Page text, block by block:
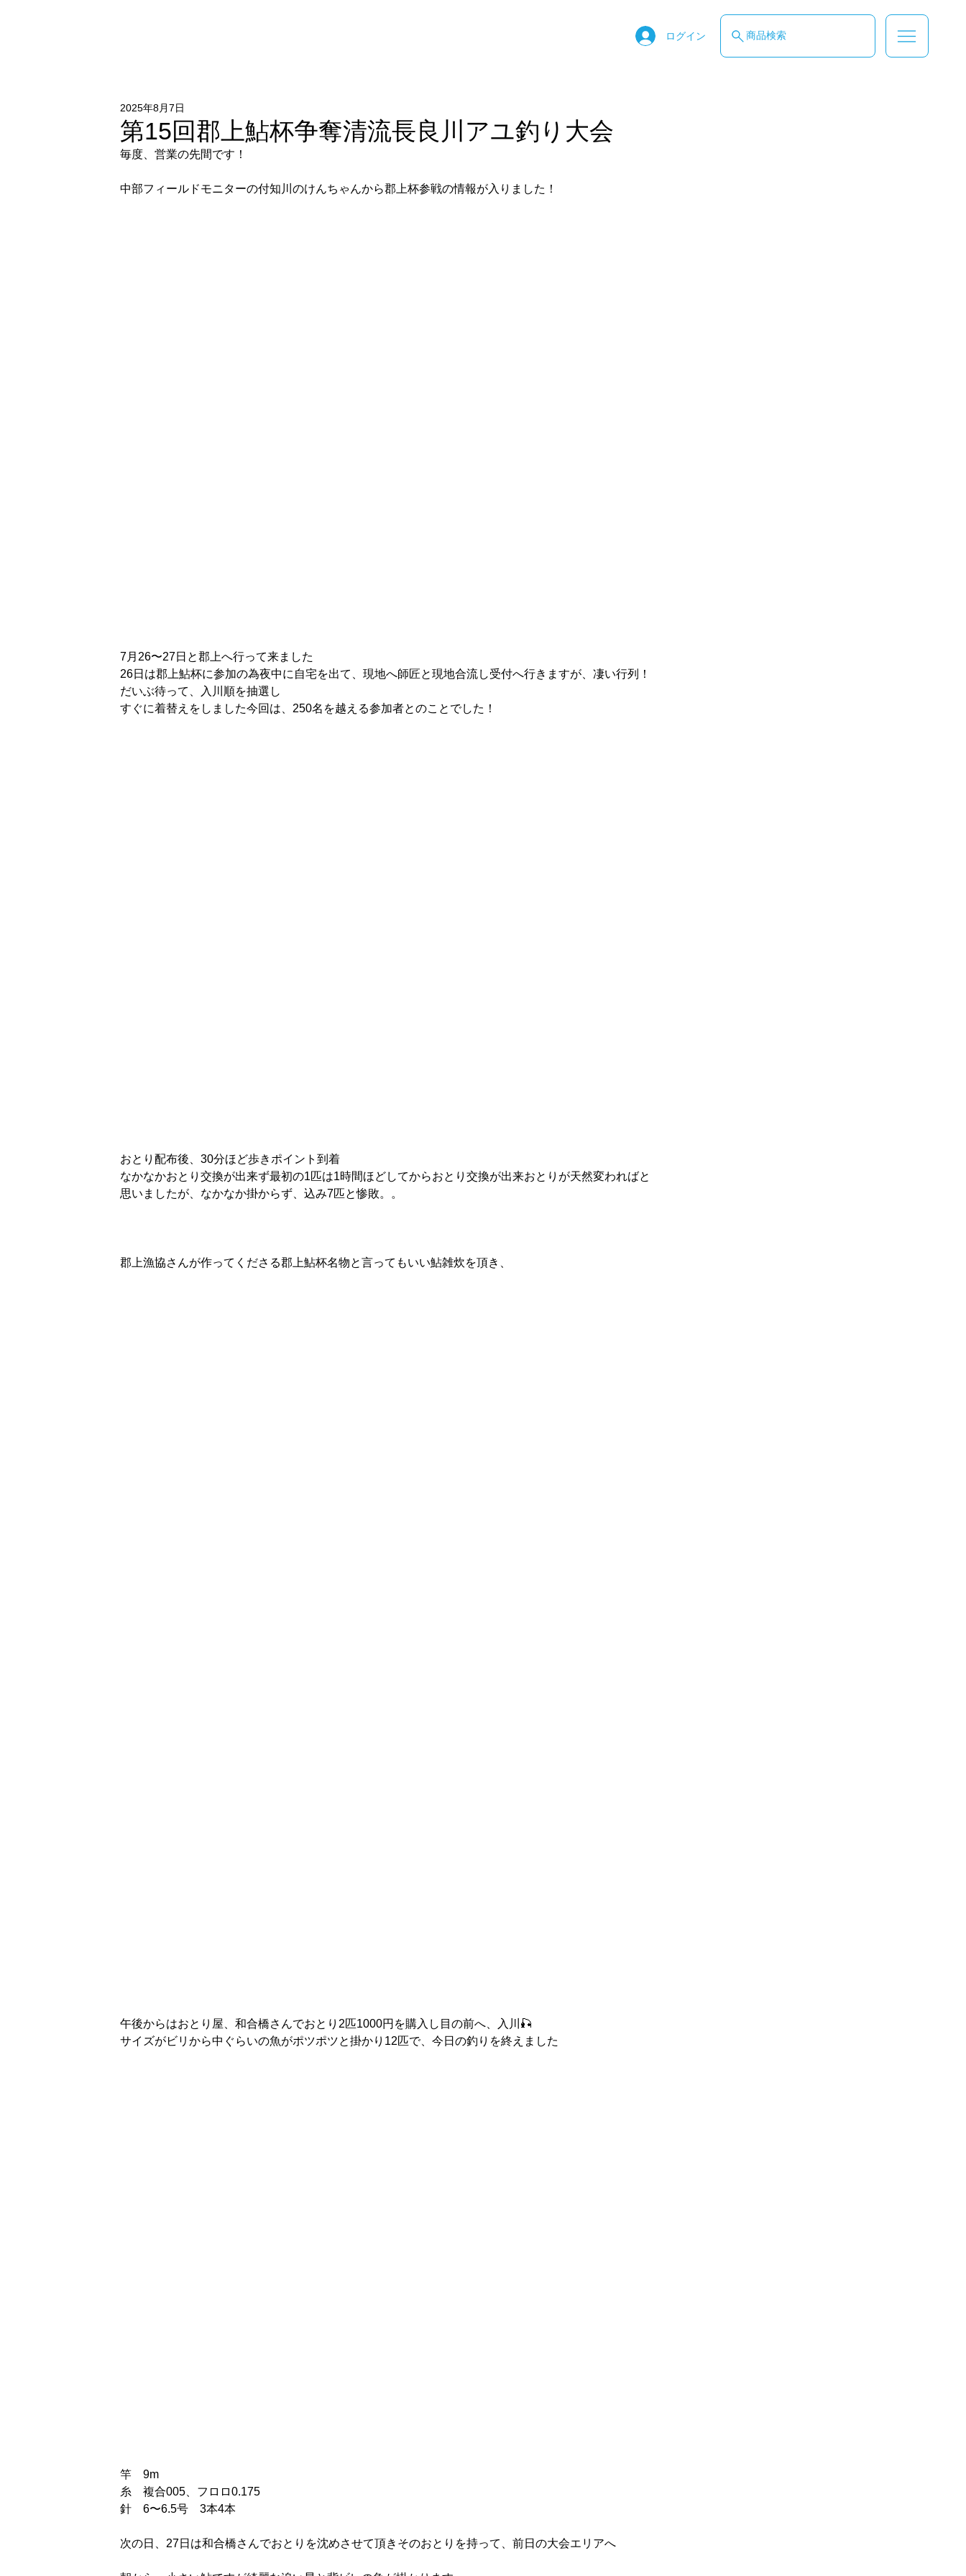
ログイン 商品検索
第15回郡上鮎杯争奪清流長良川アユ釣り大会
2025年8月7日
毎度、営業の先間です！
中部フィールドモニターの付知川のけんちゃんから郡上杯参戦の情報が入りました！
7月26〜27日と郡上へ行って来ました
26日は郡上鮎杯に参加の為夜中に自宅を出て、現地へ師匠と現地合流し受付へ行きますが、凄い行列！
だいぶ待って、入川順を抽選し
すぐに着替えをしました今回は、250名を越える参加者とのことでした！
おとり配布後、30分ほど歩きポイント到着
なかなかおとり交換が出来ず最初の1匹は1時間ほどしてからおとり交換が出来おとりが天然変わればと
思いましたが、なかなか掛からず、込み7匹と惨敗。。
郡上漁協さんが作ってくださる郡上鮎杯名物と言ってもいい鮎雑炊を頂き、
午後からはおとり屋、和合橋さんでおとり2匹1000円を購入し目の前へ、入川🎣
サイズがビリから中ぐらいの魚がポツポツと掛かり12匹で、今日の釣りを終えました
竿　9m
糸　複合005、フロロ0.175
針　6〜6.5号　3本4本
次の日、27日は和合橋さんでおとりを沈めさせて頂きそのおとりを持って、前日の大会エリアへ